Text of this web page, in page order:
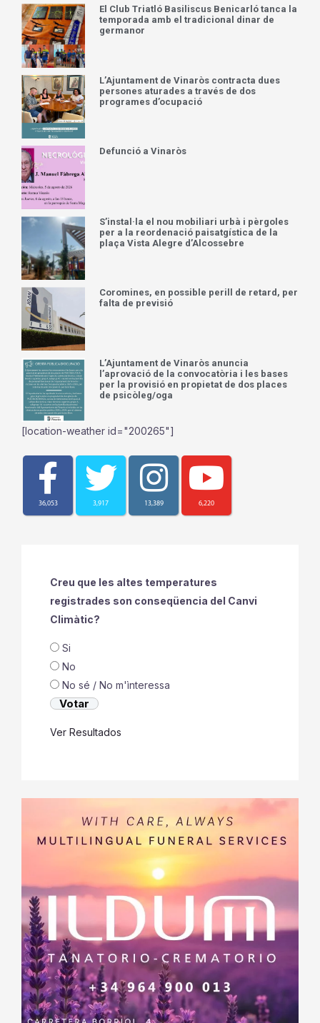
El Club Triatló Basiliscus Benicarló tanca la
temporada amb el tradicional dinar de
germanor
L’Ajuntament de Vinaròs contracta dues
persones aturades a través de dos
programes d’ocupació
Defunció a Vinaròs
S’instal·la el nou mobiliari urbà i pèrgoles
per a la reordenació paisatgística de la
plaça Vista Alegre d’Alcossebre
Coromines, en possible perill de retard, per
falta de previsió
L’Ajuntament de Vinaròs anuncia
l’aprovació de la convocatòria i les bases
per la provisió en propietat de dos places
de psicòleg/oga
[location-weather id="200265"]
36,053 3,917 13,389 6,220
Creu que les altes temperatures
registrades son conseqüencia del Canvi
Climàtic?
Si
No
No sé / No m'ìnteressa
Ver Resultados